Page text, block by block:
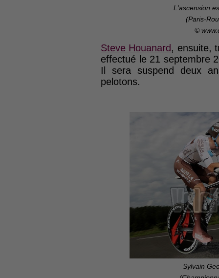
L'ascension
(Paris-
©
Steve Houanard , ensuite,
effectué le 21 septembre
Il sera suspend deux
pelotons.
Sylvain